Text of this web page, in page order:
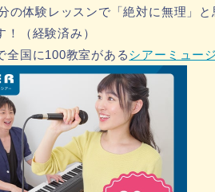
の体験レッスンで「絶対に無理」と
（経験済み）
全国に100教室があるシアーミュー